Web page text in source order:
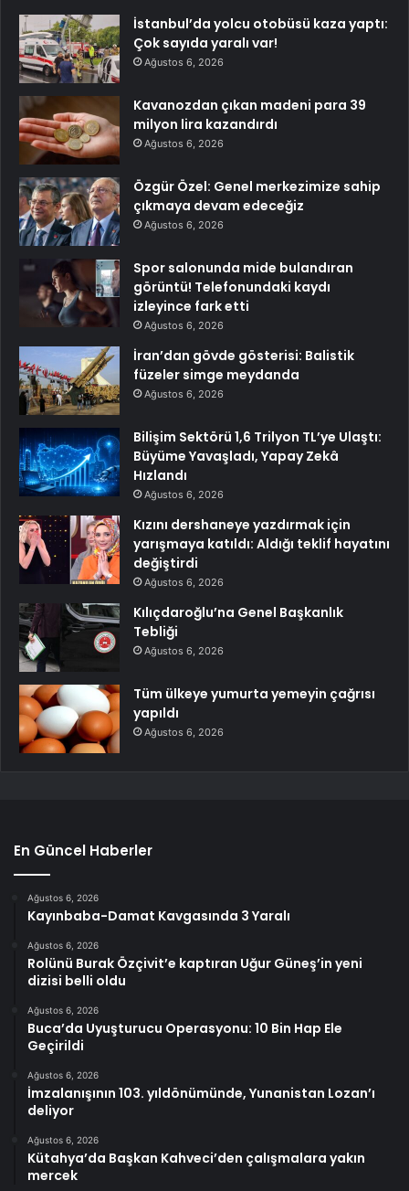
İstanbul’da yolcu otobüsü kaza yaptı:
Çok sayıda yaralı var!
Ağustos 6, 2026
Kavanozdan çıkan madeni para 39
milyon lira kazandırdı
Ağustos 6, 2026
Özgür Özel: Genel merkezimize sahip
çıkmaya devam edeceğiz
Ağustos 6, 2026
Spor salonunda mide bulandıran
görüntü! Telefonundaki kaydı
izleyince fark etti
Ağustos 6, 2026
İran’dan gövde gösterisi: Balistik
füzeler simge meydanda
Ağustos 6, 2026
Bilişim Sektörü 1,6 Trilyon TL’ye Ulaştı:
Büyüme Yavaşladı, Yapay Zekâ
Hızlandı
Ağustos 6, 2026
Kızını dershaneye yazdırmak için
yarışmaya katıldı: Aldığı teklif hayatını
değiştirdi
Ağustos 6, 2026
Kılıçdaroğlu’na Genel Başkanlık
Tebliği
Ağustos 6, 2026
Tüm ülkeye yumurta yemeyin çağrısı
yapıldı
Ağustos 6, 2026
En Güncel Haberler
Ağustos 6, 2026
Kayınbaba-Damat Kavgasında 3 Yaralı
Ağustos 6, 2026
Rolünü Burak Özçivit’e kaptıran Uğur Güneş’in yeni
dizisi belli oldu
Ağustos 6, 2026
Buca’da Uyuşturucu Operasyonu: 10 Bin Hap Ele
Geçirildi
Ağustos 6, 2026
İmzalanışının 103. yıldönümünde, Yunanistan Lozan’ı
deliyor
Ağustos 6, 2026
Kütahya’da Başkan Kahveci’den çalışmalara yakın
mercek